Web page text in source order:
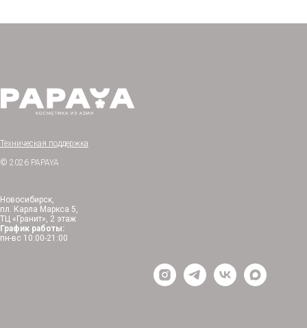
Техническая поддержка
© 2026 PAPAYA
Новосибирск,
пл. Карла Маркса 5,
ТЦ «Гранит», 2 этаж
График работы:
пн-вс 10:00-21:00